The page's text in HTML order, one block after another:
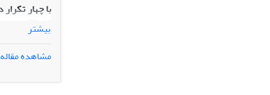
کاهش به
بیشتر
مشاهده مقاله